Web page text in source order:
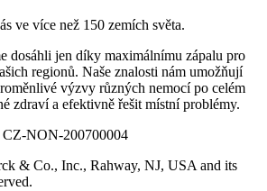
ve více než 150 zemích světa.
dosáhli jen díky maximálnímu zápalu pro
regionů. Naše znalosti nám umožňují
výzvy různých nemocí po celém
zdraví a efektivně řešit místní problémy.
CZ-NON-200700004
& Co., Inc., Rahway, NJ, USA and its